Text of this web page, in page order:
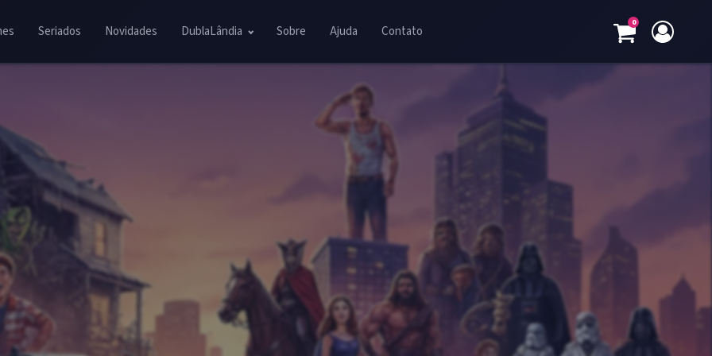
Seriados Novidades DublaLândia Sobre Ajuda Contato
0